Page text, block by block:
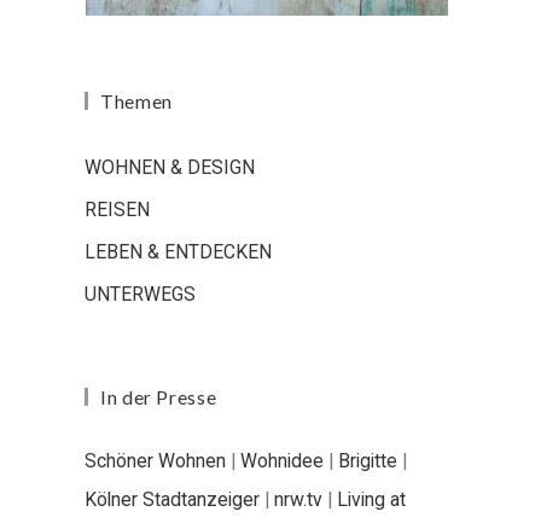
Themen
WOHNEN & DESIGN
REISEN
LEBEN & ENTDECKEN
UNTERWEGS
In der Presse
Schöner Wohnen | Wohnidee | Brigitte |
Kölner Stadtanzeiger | nrw.tv | Living at